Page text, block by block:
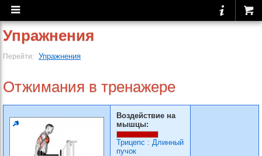
Упражнения
Перейти: Упражнения
Отжимания в тренажере
Воздействие на
мышцы:
Трицепс : Длинный
пучок